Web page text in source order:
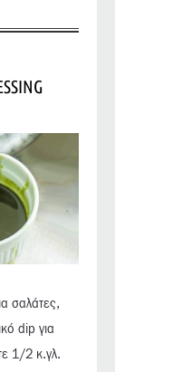
σαλάτες,
dip για
1/2 κ.γλ.